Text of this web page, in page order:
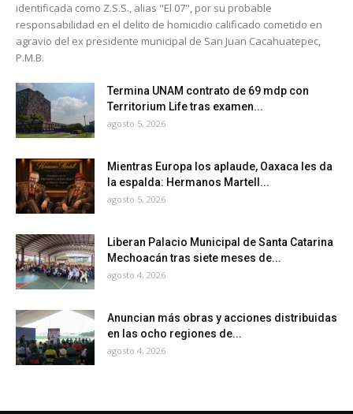
identificada como Z.S.S., alias "El 07", por su probable
responsabilidad en el delito de homicidio calificado cometido en
agravio del ex presidente municipal de San Juan Cacahuatepec,
P.M.B.
Termina UNAM contrato de 69 mdp con
Territorium Life tras examen...
agosto 5, 2026
Mientras Europa los aplaude, Oaxaca les da
la espalda: Hermanos Martell...
agosto 5, 2026
Liberan Palacio Municipal de Santa Catarina
Mechoacán tras siete meses de...
agosto 4, 2026
Anuncian más obras y acciones distribuidas
en las ocho regiones de...
agosto 4, 2026